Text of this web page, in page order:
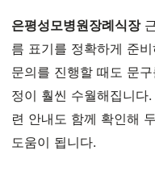
은평성모병원장례식장
름 표기를 정확하게 준
문의를 진행할 때도 문
정이 훨씬 수월해집니다
련 안내도 함께 확인해
도움이 됩니다.